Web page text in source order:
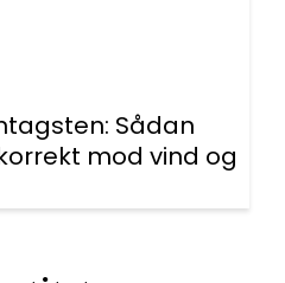
Sådan
mod vind og